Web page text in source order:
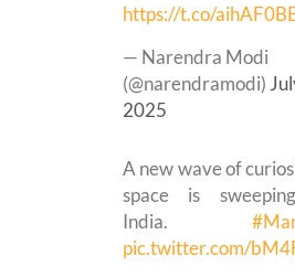
https://t.co/
— Narendra Modi
(@narendramodi)
2025
A new wave of
space is
India.
pic.twitter.com/